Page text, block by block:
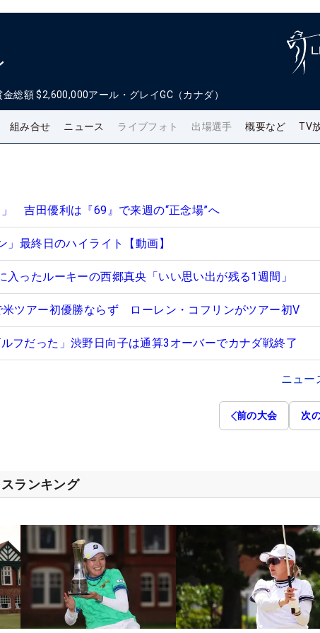
金総額 $2,600,000アール・グレイGC（カナダ）
組み合せ ニュース ライブフォト 出場選手 概要など TV
」 吉田優利は『69』で来週の“正念場”へ
」最終日のハイライト【動画】
入ったルーキーの西郷真央「いい思い出が残る1週間」
ツアー初優勝ならず ローレン・コフリンがツアー初V
ルフだった」渋野日向子は通算3オーバーでカナダ戦終了
ニュー
前の大会 次
ランキング